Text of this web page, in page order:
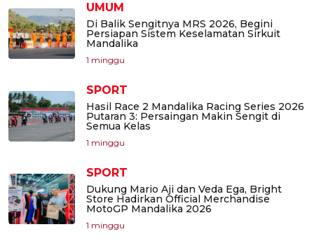
UMUM
Di Balik Sengitnya MRS 2026, Begini
Persiapan Sistem Keselamatan Sirkuit
Mandalika
1 minggu
SPORT
Hasil Race 2 Mandalika Racing Series 2026
Putaran 3: Persaingan Makin Sengit di
Semua Kelas
1 minggu
SPORT
Dukung Mario Aji dan Veda Ega, Bright
Store Hadirkan Official Merchandise
MotoGP Mandalika 2026
1 minggu